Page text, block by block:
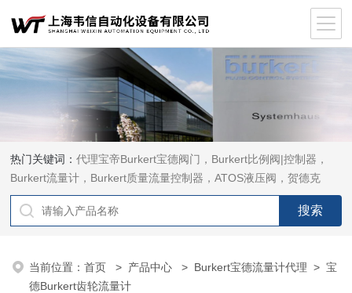
热门关键词：代理宝帝Burkert宝德阀门，Burkert比例阀|控制器，
Burkert流量计，Burkert质量流量控制器，ATOS液压阀，贺德克
HYDAC传感器，ASCO电磁阀，ASCO阀门，REXROTH力士乐阀
泵，安沃驰Aventics电磁阀|气缸，Samson萨姆森定位器
当前位置：首页 > 产品中心 > Burkert宝德流量计代理 >宝
德Burkert齿轮流量计